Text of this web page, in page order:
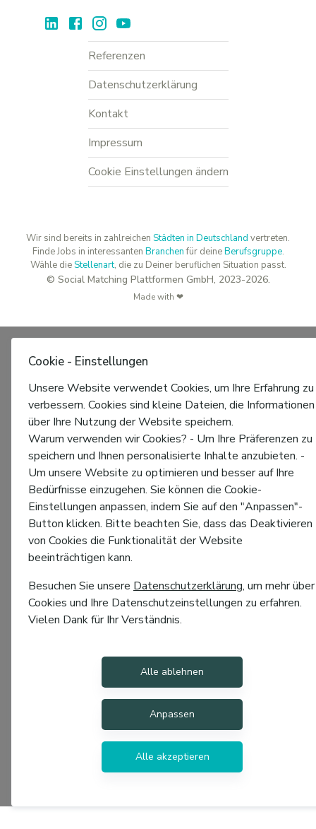
Referenzen
Datenschutzerklärung
Kontakt
Impressum
Cookie Einstellungen ändern
Wir sind bereits in zahlreichen Städten in Deutschland vertreten.
Finde Jobs in interessanten Branchenfür deineBerufsgruppe.
Wähle dieStellenart, die zu Deiner beruflichen Situation passt.
© Social Matching Plattformen GmbH, 2023-2026.
Made with ❤
Cookie - Einstellungen
Unsere Website verwendet Cookies, um Ihre Erfahrung zu
verbessern. Cookies sind kleine Dateien, die Informationen
über Ihre Nutzung der Website speichern.
Warum verwenden wir Cookies? - Um Ihre Präferenzen zu
speichern und Ihnen personalisierte Inhalte anzubieten. -
Um unsere Website zu optimieren und besser auf Ihre
Bedürfnisse einzugehen. Sie können die Cookie-
Einstellungen anpassen, indem Sie auf den "Anpassen"-
Button klicken. Bitte beachten Sie, dass das Deaktivieren
von Cookies die Funktionalität der Website
beeinträchtigen kann.
Besuchen Sie unsere Datenschutzerklärung, um mehr über
Cookies und Ihre Datenschutzeinstellungen zu erfahren.
Vielen Dank für Ihr Verständnis.
Alle ablehnen
Anpassen
Alle akzeptieren